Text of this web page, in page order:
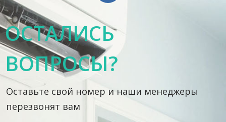
ОСТАЛИСЬ
ВОПРОСЫ?
Оставьте свой номер и наши менеджеры
перезвонят вам